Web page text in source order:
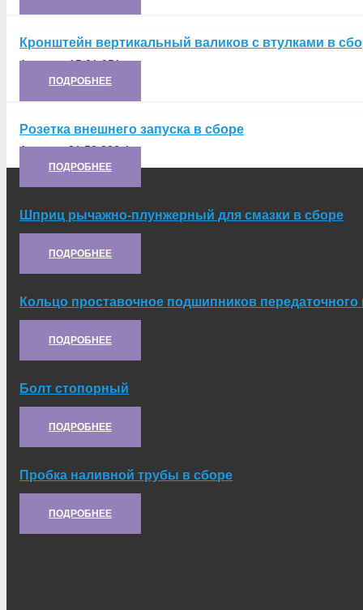
Кронштейн вертикальный валиков с втулками в
Артикул:А5.21.051
ПОДРОБНЕЕ
Розетка внешнего запуска в сборе
Артикул:21.50.026-1
ПОДРОБНЕЕ
Шприц рычажно-плунжерный для смазки в сборе
Артикул:ИТ-025
ПОДРОБНЕЕ
Кольцо проставочное подшипников передаточного
Артикул:21.10.387
ПОДРОБНЕЕ
Болт стопорный
Артикул:21.12.160
ПОДРОБНЕЕ
Пробка наливной трубы в сборе
Артикул:5.03.029-1
ПОДРОБНЕЕ